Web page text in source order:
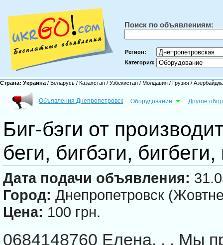
Поиск по объявлениям:
Регион:
Категория:
Страна: Украина / Беларусь / Казахстан / Узбекистан / Молдавия / Грузия /
Объявления Днепропетровск - Оборудование - Другое
Биг-бэги от
беги, бигбэги,
Дата подачи объявления:
Город: Днепропетровск
Цена: 100 грн.
0684148760 Елена. . . Мы